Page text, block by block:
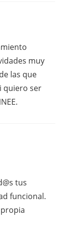
muy
las que
quiero ser
tus
funcional.